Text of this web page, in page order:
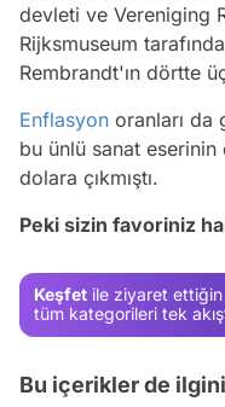
devleti ve Vereniging
Rijksmuseum
Rembrandt'ın dörtte
Enflasyon oranları da
bu ünlü sanat eserinin
dolara çıkmıştı.
Peki sizin favoriniz
Keşfet ile ziyaret ettiğin
tüm kategorileri tek
Bu içerikler de